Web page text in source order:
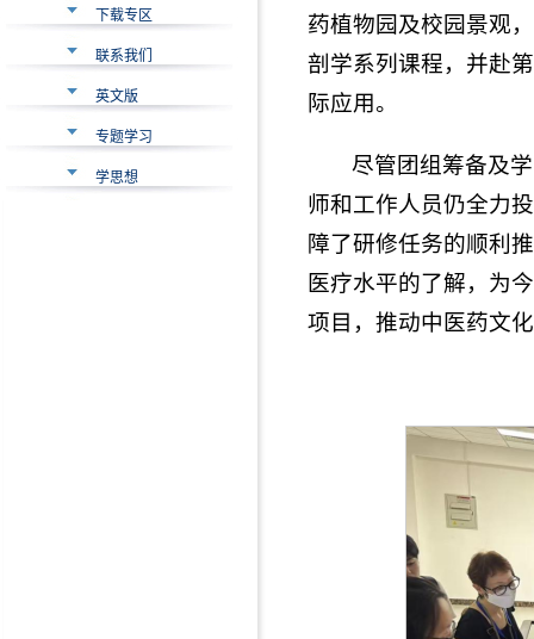
下载专区
联系我们
英文版
专题学习
学思想
药植物园及校园景观
剖学系列课程，并赴
际应用。
尽管团组筹备及
师和工作人员仍全力
障了研修任务的顺利
医疗水平的了解，为
项目，推动中医药文